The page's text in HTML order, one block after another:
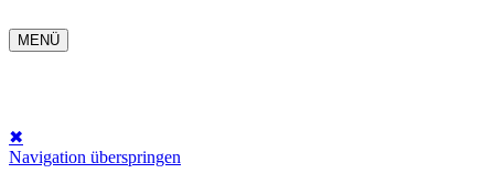
MENÜ
✖
Navigation überspringen